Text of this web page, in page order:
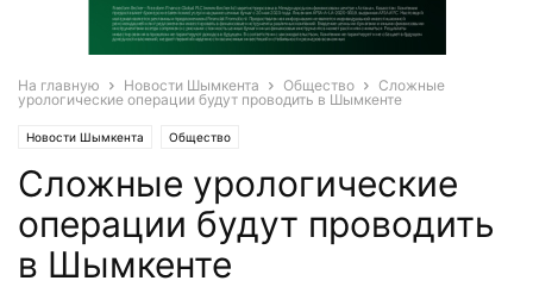
На главную Новости Шымкента Общество
Сложные
урологические операции будут проводить в Шымкенте
Новости Шымкента Общество
Сложные урологические
операции будут проводить
в Шымкенте